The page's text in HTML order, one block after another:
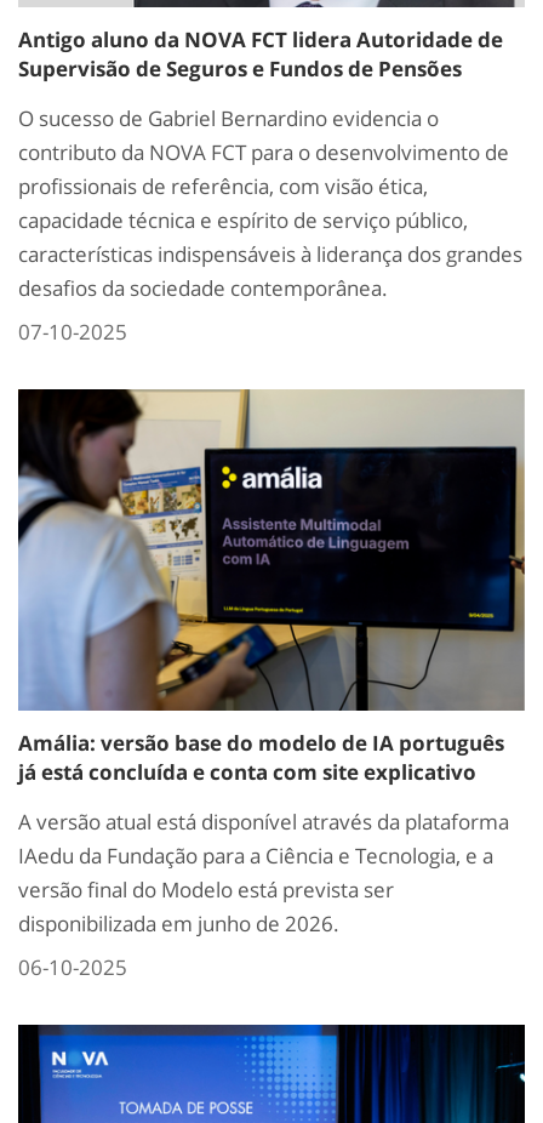
Antigo aluno da NOVA FCT lidera Autoridade de
Supervisão de Seguros e Fundos de Pensões
O sucesso de Gabriel Bernardino evidencia o
contributo da NOVA FCT para o desenvolvimento de
profissionais de referência, com visão ética,
capacidade técnica e espírito de serviço público,
características indispensáveis à liderança dos grandes
desafios da sociedade contemporânea.
07-10-2025
Amália: versão base do modelo de IA português
já está concluída e conta com site explicativo
A versão atual está disponível através da plataforma
IAedu da Fundação para a Ciência e Tecnologia, e a
versão final do Modelo está prevista ser
disponibilizada em junho de 2026.
06-10-2025